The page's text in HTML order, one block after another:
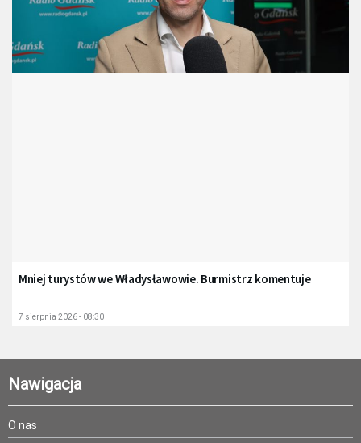
Mniej turystów we Władysławowie. Burmistrz komentuje
7 sierpnia 2026 - 08:30
Nawigacja
O nas